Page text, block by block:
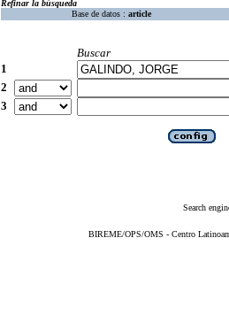
Refinar la búsqueda
Base de datos : article
Buscar
1
2
3
Search
BIREME/OPS/OMS - Centro